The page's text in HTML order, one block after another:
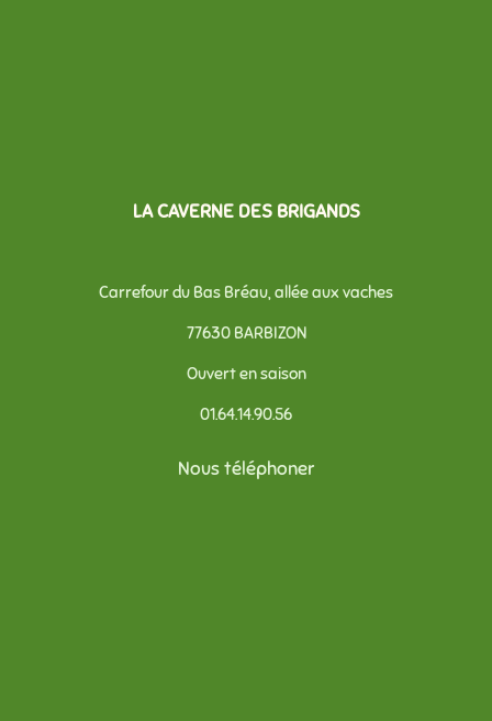
LA CAVERNE DES BRIGANDS
Carrefour du Bas Bréau, allée aux vaches
77630 BARBIZON
Ouvert en saison
01.64.14.90.56
Nous téléphoner